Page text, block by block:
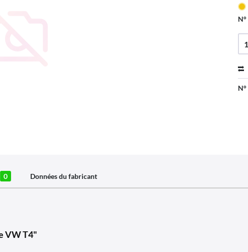
0 Données du fabricant
VW T4"